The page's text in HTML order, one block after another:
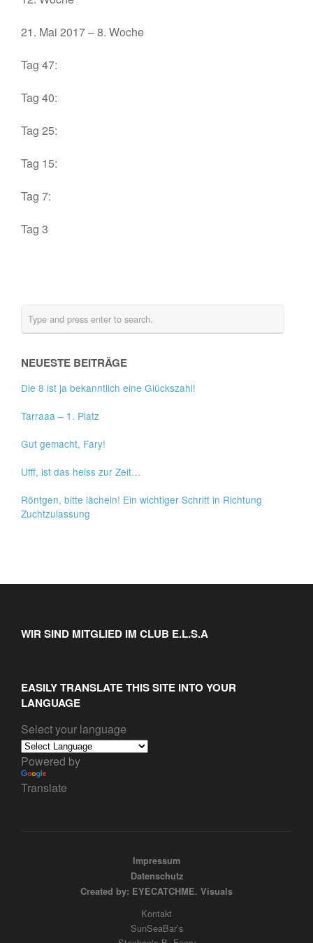
21. Mai 2017 – 8. Woche
Tag 47:
Tag 40:
Tag 25:
Tag 15:
Tag 7:
Tag 3
NEUESTE BEITRÄGE
Die 8 ist ja bekanntlich eine Glückszahl!
Tarraaa – 1. Platz
Gut gemacht, Fary!
Ufff, ist das heiss zur Zeit…
Röntgen, bitte lächeln! Ein wichtiger Schritt in Richtung
Zuchtzulassung
WIR SIND MITGLIED IM CLUB E.L.S.A
EASILY TRANSLATE THIS SITE INTO YOUR
LANGUAGE
Select your language
Powered by
Translate
Impressum
Datenschutz
Created by: EYECATCHME. Visuals
Kontakt
SunSeaBar’s